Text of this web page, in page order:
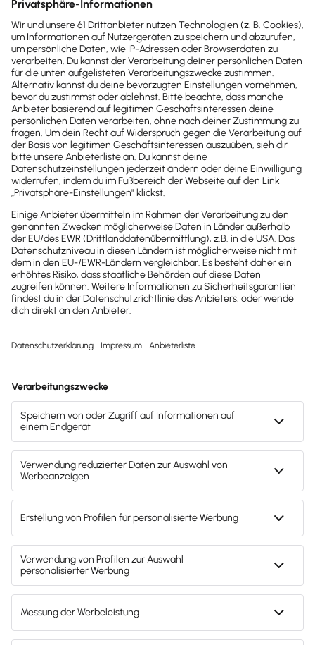
Kostenlos
Kontakt
Sind noch Fragen offen?
Wir sind gerne für dich da.
0800-7234-254
Wir sind Mo-Fr von 8:00 – 18:00 Uhr für
dich da.
lexware-onlineschulungen@haufe-
lexware.com
Svenja Bock
Deine Ansprechpartnerin für die
Lexware Akademie